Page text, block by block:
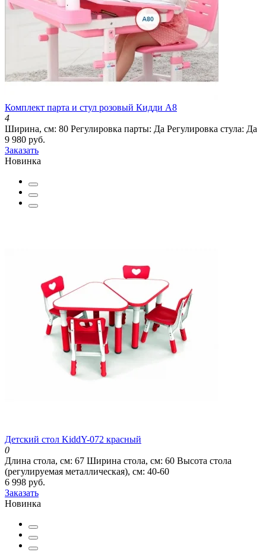
Комплект парта и стул розовый Кидди А8
4
Ширина, см: 80 Регулировка парты: Да Регулировка стула: Да
9 980 руб.
Заказать
Новинка
Детский стол KiddY-072 красный
0
Длина стола, см: 67 Ширина стола, см: 60 Высота стола
(регулируемая металлическая), см: 40-60
6 998 руб.
Заказать
Новинка